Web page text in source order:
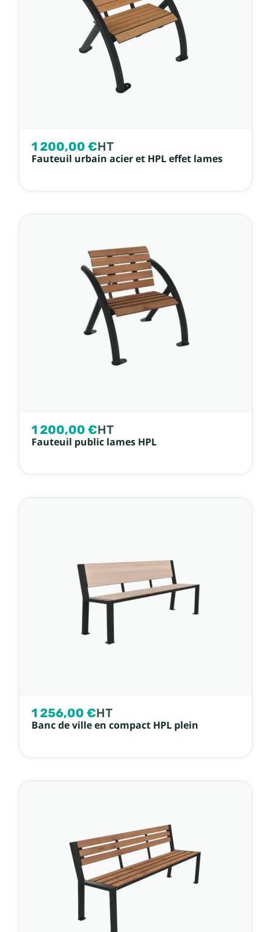
1 200,00 €HT
Fauteuil urbain acier et HPL effet lames
1 200,00 €HT
Fauteuil public lames HPL
1 256,00 €HT
Banc de ville en compact HPL plein